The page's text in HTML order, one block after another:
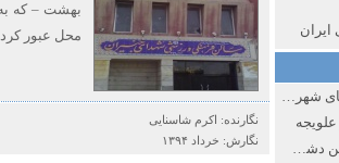
ایران
شناسایی و معرفی اولین‌های شهر مشهد
بناهای ایلخانی فارفان روئین دشت اصفهان
بهشت – که
محل عبور
نگارنده: اکرم شاسنایی
نگارش: خرداد ۱۳۹۴